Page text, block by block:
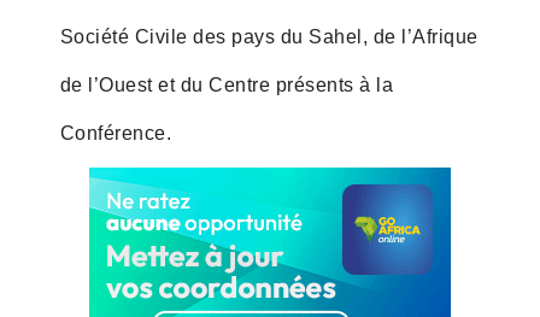
Société Civile des pays du Sahel, de l’Afrique
de l’Ouest et du Centre présents à la
Conférence.